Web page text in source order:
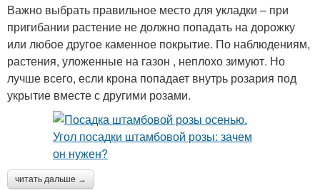
Важно выбрать правильное место для укладки – при
пригибании растение не должно попадать на дорожку
или любое другое каменное покрытие. По наблюдениям,
растения, уложенные на газон , неплохо зимуют. Но
лучше всего, если крона попадает внутрь розария под
укрытие вместе с другими розами.
читать дальше →